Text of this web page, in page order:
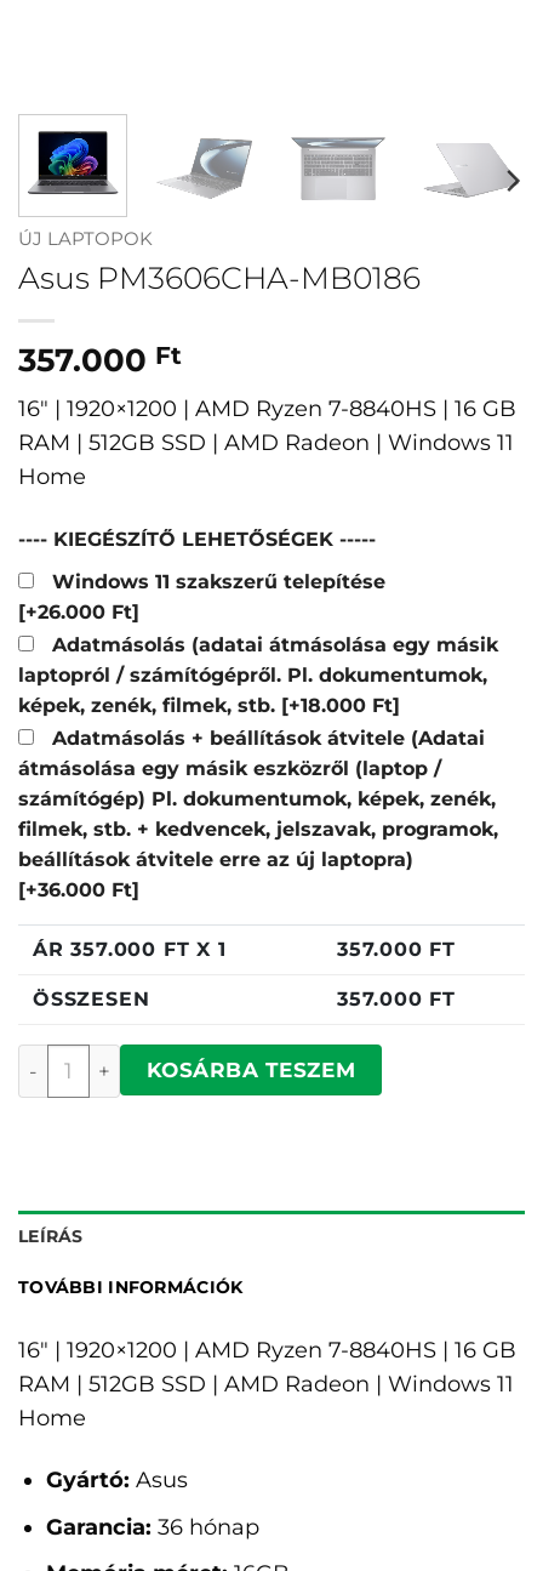
ÚJ LAPTOPOK
Asus PM3606CHA-MB0186
357.000 Ft
16″ | 1920×1200 | AMD Ryzen 7-8840HS | 16 GB
RAM | 512GB SSD | AMD Radeon | Windows 11
Home
---- KIEGÉSZÍTŐ LEHETŐSÉGEK -----
Windows 11 szakszerű telepítése
[+26.000 Ft]
Adatmásolás (adatai átmásolása egy másik
laptopról / számítógépről. Pl. dokumentumok,
képek, zenék, filmek, stb. [+18.000 Ft]
Adatmásolás + beállítások átvitele (Adatai
átmásolása egy másik eszközről (laptop /
számítógép) Pl. dokumentumok, képek, zenék,
filmek, stb. + kedvencek, jelszavak, programok,
beállítások átvitele erre az új laptopra)
[+36.000 Ft]
ÁR357.000 FT X 1 357.000 FT
ÖSSZESEN 357.000 FT
Asus PM3606CHA-MB0186 mennyiség
KOSÁRBA TESZEM
LEÍRÁS
TOVÁBBI INFORMÁCIÓK
16" | 1920×1200 | AMD Ryzen 7-8840HS | 16 GB
RAM | 512GB SSD | AMD Radeon | Windows 11
Home
Gyártó: Asus
Garancia: 36 hónap